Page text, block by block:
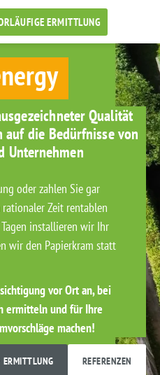
ERMITTLUNG
Qualität
die Bedürfnisse von
Unternehmen
oder zahlen Sie gar
Zeit rentablen
installieren wir Ihr
wir den Papierkram statt
vor Ort an, bei
ermitteln und für Ihre
machen!
REFERENZEN